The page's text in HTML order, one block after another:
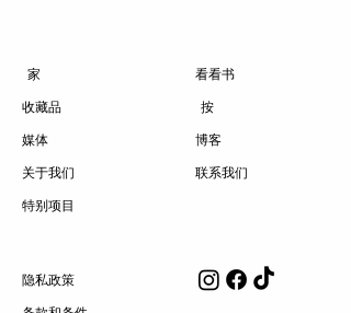
家
收藏品
媒体
关于我们
特别项目
看看书
按
博客
联系我们
隐私政策